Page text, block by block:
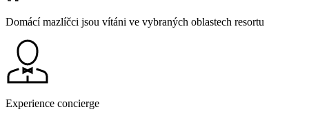
Domácí mazlíčci jsou vítáni ve vybraných oblastech resortu
Experience concierge